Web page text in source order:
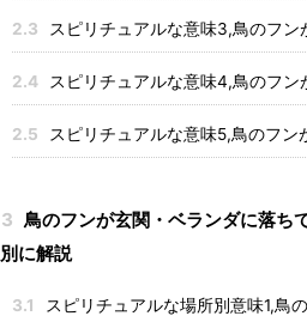
2.3 スピリチュアルな意味3,鳥のフン
2.4 スピリチュアルな意味4,鳥のフン
2.5 スピリチュアルな意味5,鳥のフン
3 鳥のフンが玄関・ベランダに落ち
別に解説
3.1 スピリチュアルな場所別意味1,鳥